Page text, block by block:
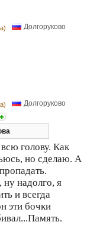
Долгоруково
Долгоруково
голову. Как
но сделаю. А
надолго, я
и всегда
эти бочки